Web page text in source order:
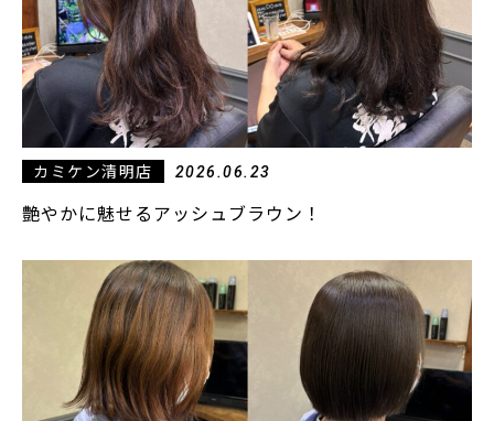
カミケン清明店 2026.06.23
艶やかに魅せるアッシュブラウン！